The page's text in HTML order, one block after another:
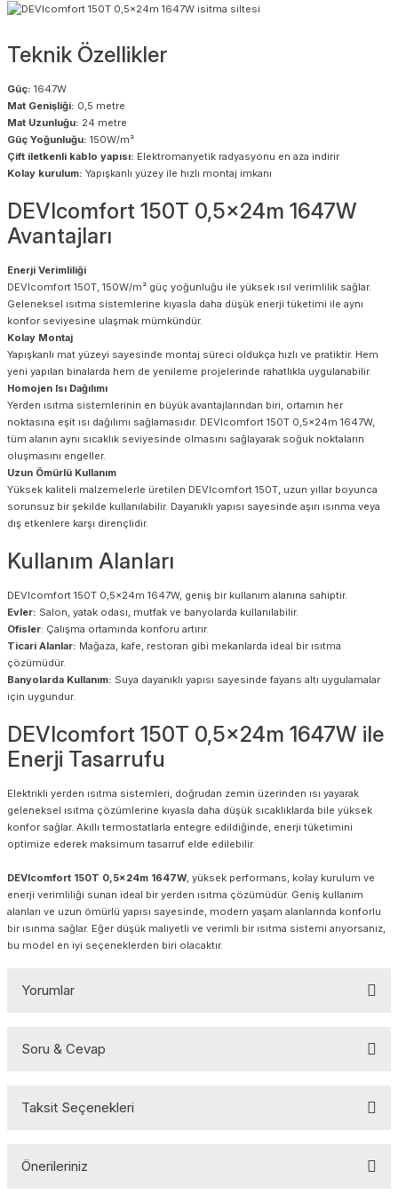
Teknik Özellikler
Güç: 1647W
Mat Genişliği: 0,5 metre
Mat Uzunluğu: 24 metre
Güç Yoğunluğu: 150W/m²
Çift iletkenli kablo yapısı: Elektromanyetik radyasyonu en aza indirir
Kolay kurulum: Yapışkanlı yüzey ile hızlı montaj imkanı
DEVIcomfort 150T 0,5x24m 1647W
Avantajları
Enerji Verimliliği
DEVIcomfort 150T, 150W/m² güç yoğunluğu ile yüksek ısıl verimlilik sağlar.
Geleneksel ısıtma sistemlerine kıyasla daha düşük enerji tüketimi ile aynı
konfor seviyesine ulaşmak mümkündür.
Kolay Montaj
Yapışkanlı mat yüzeyi sayesinde montaj süreci oldukça hızlı ve pratiktir. Hem
yeni yapılan binalarda hem de yenileme projelerinde rahatlıkla uygulanabilir.
Homojen Isı Dağılımı
Yerden ısıtma sistemlerinin en büyük avantajlarından biri, ortamın her
noktasına eşit ısı dağılımı sağlamasıdır. DEVIcomfort 150T 0,5x24m 1647W,
tüm alanın aynı sıcaklık seviyesinde olmasını sağlayarak soğuk noktaların
oluşmasını engeller.
Uzun Ömürlü Kullanım
Yüksek kaliteli malzemelerle üretilen DEVIcomfort 150T, uzun yıllar boyunca
sorunsuz bir şekilde kullanılabilir. Dayanıklı yapısı sayesinde aşırı ısınma veya
dış etkenlere karşı dirençlidir.
Kullanım Alanları
DEVIcomfort 150T 0,5x24m 1647W, geniş bir kullanım alanına sahiptir.
Evler: Salon, yatak odası, mutfak ve banyolarda kullanılabilir.
Ofisler: Çalışma ortamında konforu artırır.
Ticari Alanlar: Mağaza, kafe, restoran gibi mekanlarda ideal bir ısıtma
çözümüdür.
Banyolarda Kullanım: Suya dayanıklı yapısı sayesinde fayans altı uygulamalar
için uygundur.
DEVIcomfort 150T 0,5x24m 1647W ile
Enerji Tasarrufu
Elektrikli yerden ısıtma sistemleri, doğrudan zemin üzerinden ısı yayarak
geleneksel ısıtma çözümlerine kıyasla daha düşük sıcaklıklarda bile yüksek
konfor sağlar. Akıllı termostatlarla entegre edildiğinde, enerji tüketimini
optimize ederek maksimum tasarruf elde edilebilir.
DEVIcomfort 150T 0,5x24m 1647W, yüksek performans, kolay kurulum ve
enerji verimliliği sunan ideal bir yerden ısıtma çözümüdür. Geniş kullanım
alanları ve uzun ömürlü yapısı sayesinde, modern yaşam alanlarında konforlu
bir ısınma sağlar. Eğer düşük maliyetli ve verimli bir ısıtma sistemi arıyorsanız,
bu model en iyi seçeneklerden biri olacaktır.
Yorumlar
Soru & Cevap
Taksit Seçenekleri
Önerileriniz